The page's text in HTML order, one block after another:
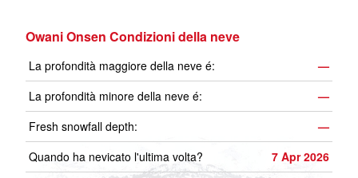
Owani Onsen Condizioni della neve
La profondità maggiore della neve é:
—
La profondità minore della neve é:
—
Fresh snowfall depth:
—
Quando ha nevicato l'ultima volta?
7 Apr 2026